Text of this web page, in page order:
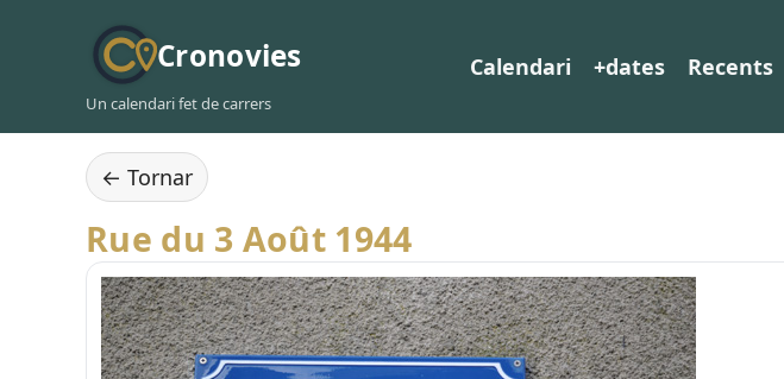
Cronovies
Un calendari fet de carrers
Calendari +dates Recents
← Tornar
Rue du 3 Août 1944